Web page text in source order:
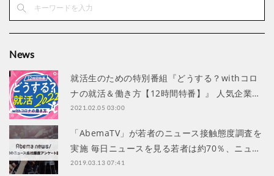
News
就活生のための特別番組『どうする？withコロ
ナの就活＆働き方【12時間特番】』 人気企業…
2021.02.05 03:00
「AbemaTV」が若者のニュース接触態度調査を
実施 毎日ニュースを見る若者は約70％、ニュ…
2019.03.13 07:41